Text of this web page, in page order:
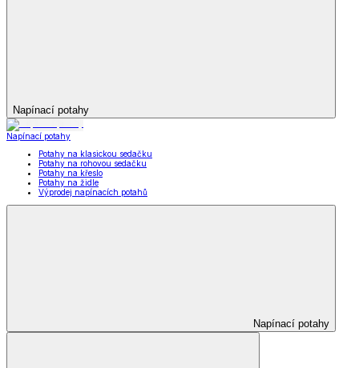
Napínací potahy
Napínací potahy
Potahy na klasickou sedačku
Potahy na rohovou sedačku
Potahy na křeslo
Potahy na židle
Výprodej napínacích potahů
Napínací potahy